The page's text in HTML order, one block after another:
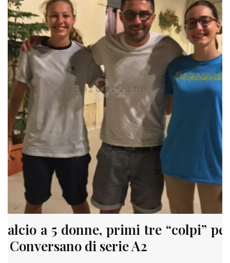
a 5 donne, primi tre “colpi”
Conversano di serie A2